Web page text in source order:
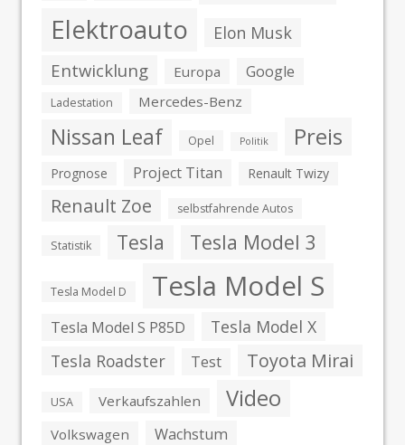
Elektroauto Elon Musk
Entwicklung Europa Google
Ladestation Mercedes-Benz
Nissan Leaf Opel Politik Preis
Prognose Project Titan Renault Twizy
Renault Zoe selbstfahrende Autos
Statistik Tesla Tesla Model 3
Tesla Model D Tesla Model S
Tesla Model S P85D
Tesla Model X
Tesla Roadster
Test Toyota Mirai
USA Verkaufszahlen Video
Volkswagen Wachstum